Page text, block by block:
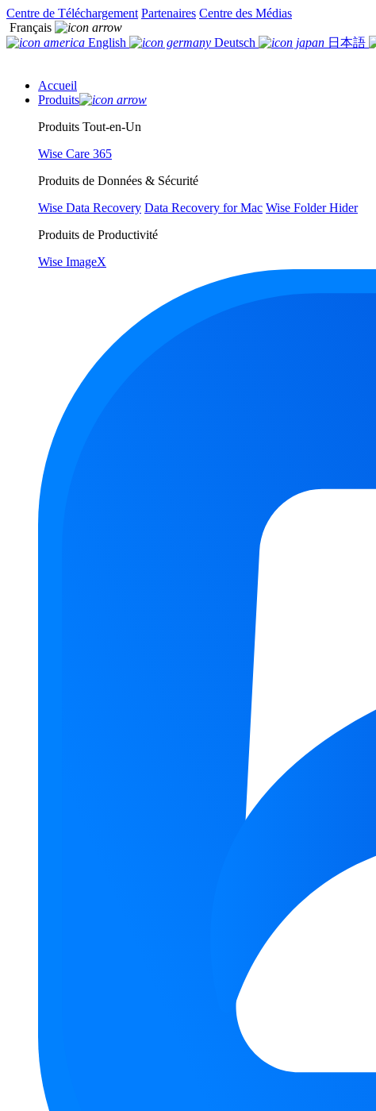
Centre de Téléchargement Partenaires Centre des Médias
Français
English
Deutsch 日本語
Accueil
Produits
Produits Tout-en-Un
Wise Care 365
Produits de Données & Sécurité
Wise Data Recovery Data Recovery for Mac Wise Folder Hider
Produits de Productivité
Wise ImageX